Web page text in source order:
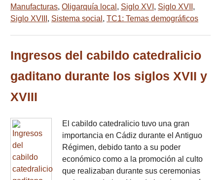
Manufacturas, Oligarquía local , Siglo XVI , Siglo XVII ,
Siglo XVIII , Sistema social , TC1: Temas demográficos
Ingresos del cabildo catedralicio
gaditano durante los siglos XVII y
XVIII
El cabildo catedralicio tuvo una gran
importancia en Cádiz durante el Antiguo
Régimen, debido tanto a su poder
económico como a la promoción al culto
que realizaban durante sus ceremonias